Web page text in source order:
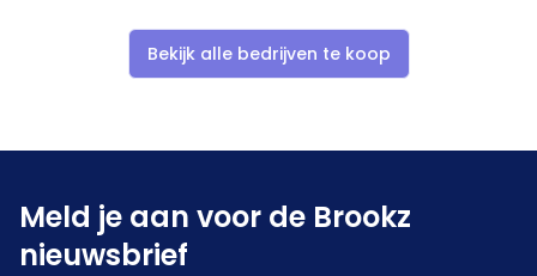
Bekijk alle bedrijven te koop
Meld je aan voor de Brookz
nieuwsbrief